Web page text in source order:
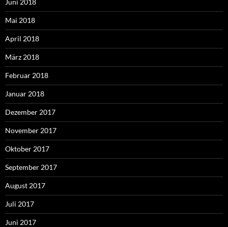
Juni 2018
Mai 2018
April 2018
März 2018
Februar 2018
Januar 2018
Dezember 2017
November 2017
Oktober 2017
September 2017
August 2017
Juli 2017
Juni 2017